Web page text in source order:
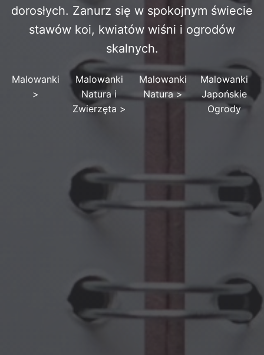
dorosłych. Zanurz się w spokojnym świecie
stawów koi, kwiatów wiśni i ogrodów
skalnych.
Malowanki
>
Malowanki
Natura i
Zwierzęta >
Malowanki
Natura>
Malowanki
Japońskie
Ogrody